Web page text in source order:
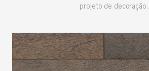
projeto de decoração.